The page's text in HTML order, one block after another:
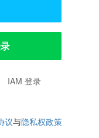
IAM 登录
议与隐私权政策